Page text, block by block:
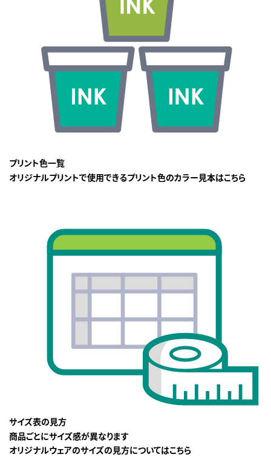
プリント色一覧
オリジナルプリントで使用できるプリント色のカラー見本はこちら
サイズ表の見方
商品ごとにサイズ感が異なります
オリジナルウェアのサイズの見方についてはこちら